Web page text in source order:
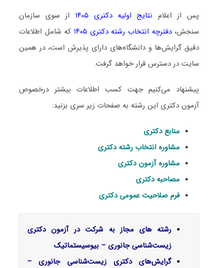
پس از اعلام نتایج اولیه دکتری ۱۴۰۵
از سوی سازمان
سنجش، دفترچه انتخاب رشته دکتری ۱۴۰۵
که شامل اطلاعات
دقیق گرایش‌ها و دانشگاه‌های دارای پذیرش است، در همین
سایت در دسترس قرار خواهد گرفت.
پیشنهاد می‌کنیم جهت کسب اطلاعات بیشتر درخصوص
آزمون دکتری این رشته به صفحات زیر سری بزنید:
منابع دکتری
مشاوره انتخاب رشته دکتری
مشاوره آزمون دکتری
مصاحبه دکتری
فرم صلاحیت عمومی دکتری
رشته های مجاز به شرکت در آزمون دکتری
زیست‌شناسی جانوری – بیوسیستماتیک
گرایش‌های دکتری زیست‌شناسی جانوری –